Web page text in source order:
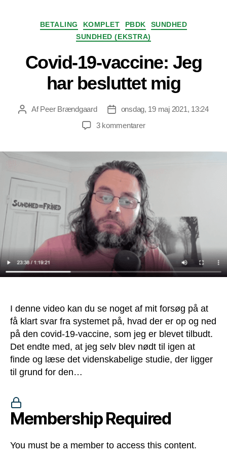
Kategorier
BETALING KOMPLET PBDK
SUNDHED
SUNDHED (EKSTRA)
Covid-19-vaccine: Jeg
har besluttet mig
Indlægsforfatter
AfPeer Brændgaard Indlægsdato
onsdag, 19 maj 2021, 13:24
3 kommentarertil
har
besluttet
mig
I denne video kan du se noget af mit forsøg på at
få klart svar fra systemet på, hvad der er op og ned
på den covid-19-vaccine, som jeg er blevet tilbudt.
Det endte med, at jeg selv blev nødt til igen at
finde og læse det videnskabelige studie, der ligger
til grund for den…
Membership Required
You must be a member to access this content.